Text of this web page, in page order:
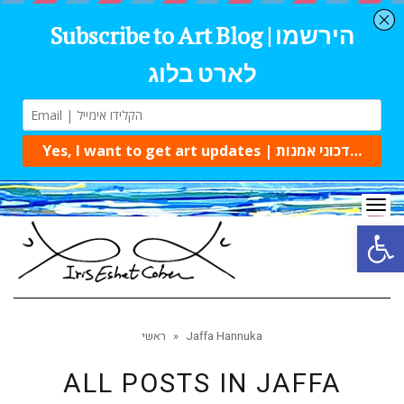
ראשי » Jaffa Hannuka
ALL POSTS IN JAFFA